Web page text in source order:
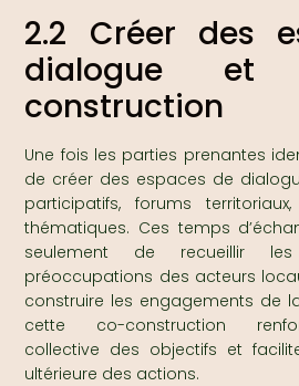
2.2 Créer des
dialogue
construction
Une fois les parties prenantes
de créer des espaces de
participatifs, forums
thématiques. Ces temps
seulement de recueillir
préoccupations des acteurs
construire les engagements de
cette co-construction
collective des objectifs et
ultérieure des actions.